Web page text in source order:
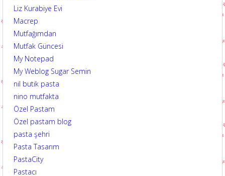
Liz Kurabiye Evi
Macrep
Mutfağımdan
Mutfak Güncesi
My Notepad
My Weblog Sugar Semin
nil butik pasta
nino mutfakta
Özel Pastam
Özel pastam blog
pasta şehri
Pasta Tasarım
PastaCity
Pastacı